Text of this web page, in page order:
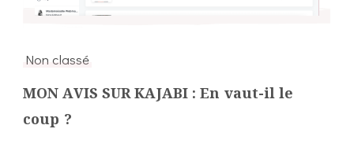
Non classé
MON AVIS SUR KAJABI : En vaut-il le
coup ?